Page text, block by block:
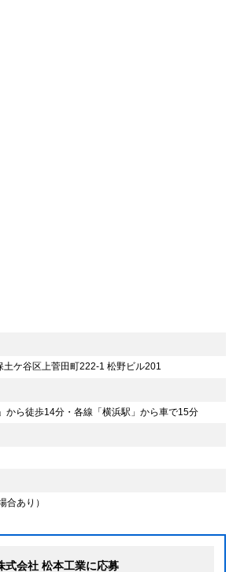
谷区上菅田町222-1 松野ビル201
ら徒歩14分・各線「横浜駅」から車で15分
合あり）
式会社 松本工業に応募